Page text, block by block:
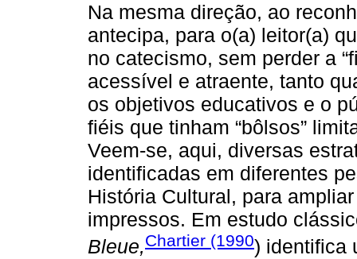
Na mesma direção, ao
antecipa, para o(a) leitor(a)
no catecismo, sem perder a
acessível e atraente, tanto
os objetivos educativos e o
fiéis que tinham “bôlsos”
Veem-se, aqui, diversas
identificadas em diferentes
História Cultural, para
impressos. Em estudo
Bleue,Chartier (1990) identifica